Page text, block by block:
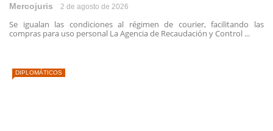
Mercojuris 2 de agosto de 2026
Se igualan las condiciones al régimen de courier, facilitando las
compras para uso personal La Agencia de Recaudación y Control ...
DIPLOMÁTICOS